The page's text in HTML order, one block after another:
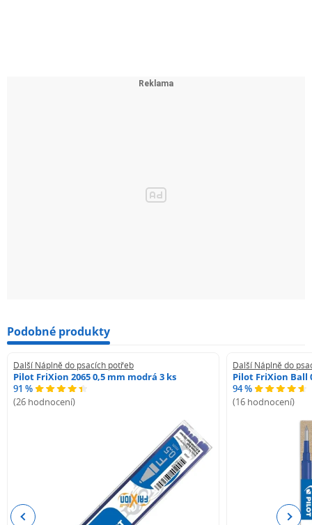
Podobné produkty
Další Náplně do psacích potřeb
Pilot FriXion 2065 0,5 mm modrá 3 ks
91 %
(26 hodnocení)
Další Náplně do
Pilot FriXion Ball
94 %
(16 hodnocení)
Previous Next